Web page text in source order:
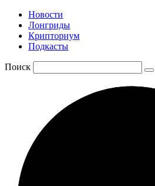
Новости
Лонгриды
Крипториум
Подкасты
Поиск